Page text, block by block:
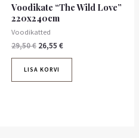
Voodikate “The Wild Love”
220x240cm
Voodikatted
29,50€ 26,55 €
LISA KORVI